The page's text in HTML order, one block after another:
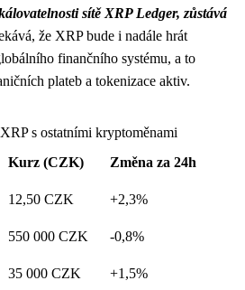
sítě XRP Ledger, zůstává
že XRP bude i nadále hrát
finančního systému, a to
plateb a tokenizace aktiv.
s ostatními kryptoměnami
Kurz (CZK) Změna za 24h
12,50 CZK +2,3%
550 000 CZK -0,8%
35 000 CZK +1,5%